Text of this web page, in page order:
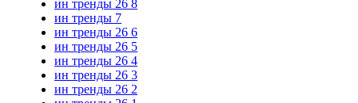
ин тренды 26 8
ин тренды 7
ин тренды 26 6
ин тренды 26 5
ин тренды 26 4
ин тренды 26 3
ин тренды 26 2